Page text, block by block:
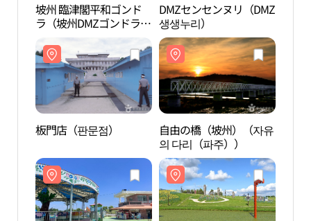
坡州 臨津閣平和ゴンド
ラ（坡州DMZゴンドラ）
（파주 임진각평화곤돌
라（파주 DMZ 곤돌
라））
DMZセンセンヌリ（DMZ
생생누리）
板門店（판문점）
自由の橋（坡州）（자유
의 다리（파주））